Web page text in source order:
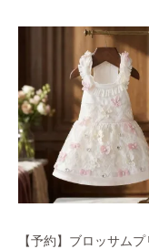
【予約】ブロッサム